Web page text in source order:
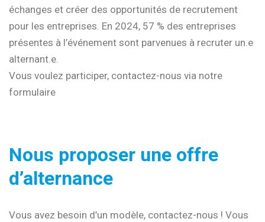
échanges et créer des opportunités de recrutement
pour les entreprises. En 2024, 57 % des entreprises
présentes à l’événement sont parvenues à recruter un.e
alternant.e.
Vous voulez participer, contactez-nous via notre
formulaire
Nous proposer une offre
d’alternance
Vous avez besoin d’un modèle, contactez-nous ! Vous